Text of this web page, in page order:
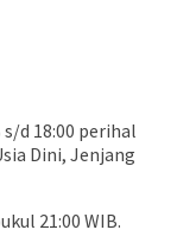
d 18:00 perihal
Dini, Jenjang
21:00 WIB.